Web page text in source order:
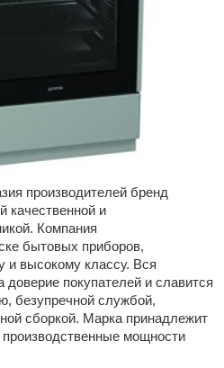
производителей бренд
качественной и
Компания
бытовых приборов,
и высокому классу. Вся
доверие покупателей и славится
безупречной службой,
сборкой. Марка принадлежит
мощности